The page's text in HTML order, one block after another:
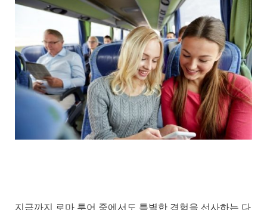
지금까지 로마 투어 중에서도 특별한 경험을 선사하는 다